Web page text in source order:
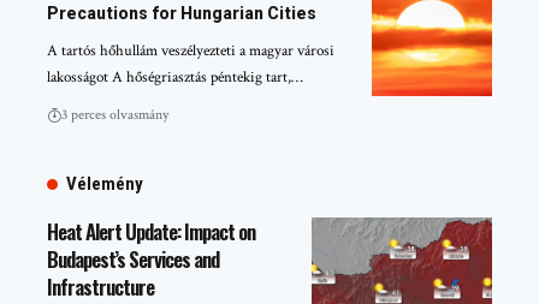
Precautions for Hungarian Cities
A tartós hőhullám veszélyezteti a magyar városi
lakosságot A hőségriasztás péntekig tart,…
3 perces olvasmány
Vélemény
Heat Alert Update: Impact on
Budapest’s Services and
Infrastructure